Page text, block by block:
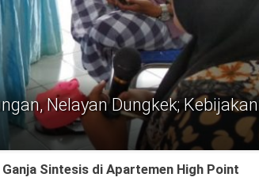
Nelayan Dungkek; Kebijakan
Sintesis di Apartemen High Point